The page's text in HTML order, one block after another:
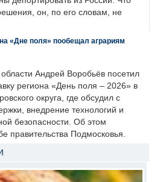
он, по его словам, не
«Дне поля» пообещал аграриям
Андрей Воробьёв посетил
региона «День поля – 2026» в
округа, где обсудил с
внедрение технологий и
безопасности. Об этом
правительства Подмосковья.